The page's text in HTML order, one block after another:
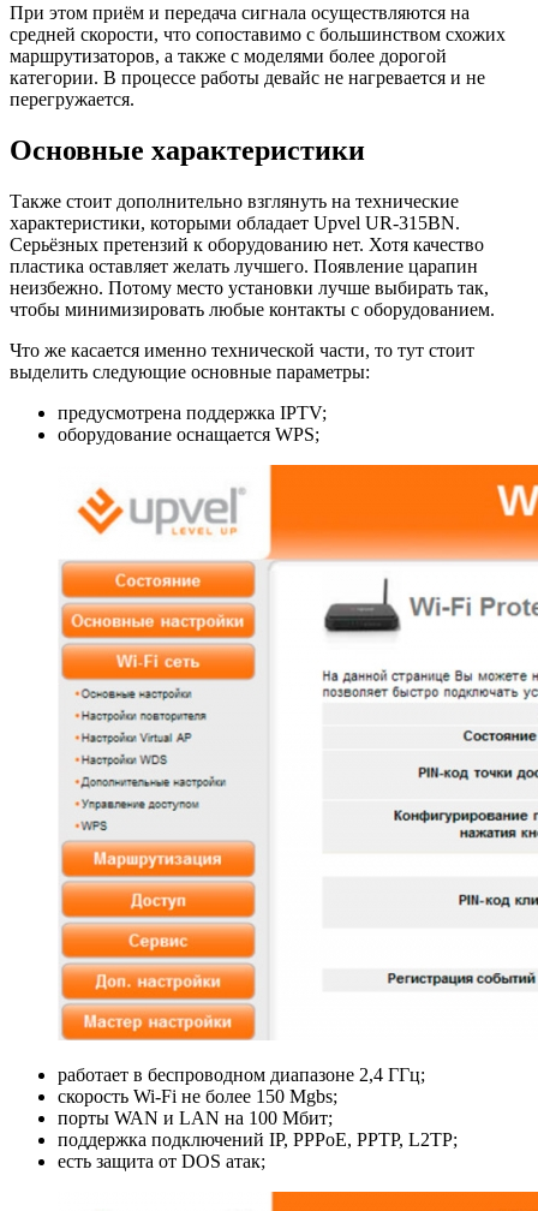
При этом приём и передача сигнала осуществляются на
средней скорости, что сопоставимо с большинством схожих
маршрутизаторов, а также с моделями более дорогой
категории. В процессе работы девайс не нагревается и не
перегружается.
Основные характеристики
Также стоит дополнительно взглянуть на технические
характеристики, которыми обладает Upvel UR-315BN.
Серьёзных претензий к оборудованию нет. Хотя качество
пластика оставляет желать лучшего. Появление царапин
неизбежно. Потому место установки лучше выбирать так,
чтобы минимизировать любые контакты с оборудованием.
Что же касается именно технической части, то тут стоит
выделить следующие основные параметры:
предусмотрена поддержка IPTV;
оборудование оснащается WPS;
работает в беспроводном диапазоне 2,4 ГГц;
скорость Wi-Fi не более 150 Mgbs;
порты WAN и LAN на 100 Мбит;
поддержка подключений IP, PPPoE, PPTP, L2TP;
есть защита от DOS атак;